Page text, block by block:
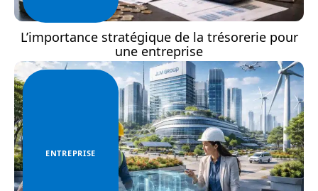
L’importance stratégique de la trésorerie pour
une entreprise
ENTREPRISE